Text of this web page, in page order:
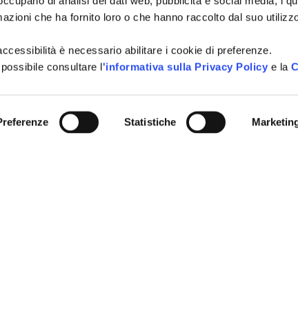
che ha fornito loro o che hanno raccolto dal suo
è necessario abilitare i cookie di preferenze.
consultare l'informativa sulla Privacy Policy e la
Statistiche
TURISTICHE
Consenso
Si, voglio iscrivermi
vivere Cattolica in ogni
Consenso
Acconsento al
definito all'interno delle